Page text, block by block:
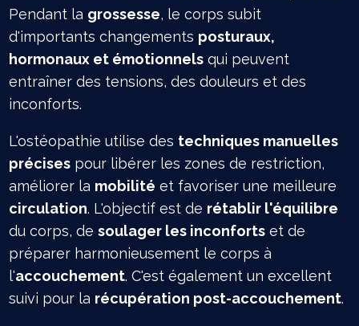
Pendant la grossesse, le corps subit
d'importants changements posturaux,
hormonaux et émotionnels qui peuvent
entraîner des tensions, des douleurs et des
inconforts.
L'ostéopathie utilise des techniques manuelles
précises pour libérer les zones de restriction,
améliorer la mobilité et favoriser une meilleure
circulation. L'objectif est de rétablir l'équilibre
du corps, desoulager les inconforts et de
préparer harmonieusement le corps à
l'accouchement. C'est également un excellent
suivi pour la récupération post-accouchement.